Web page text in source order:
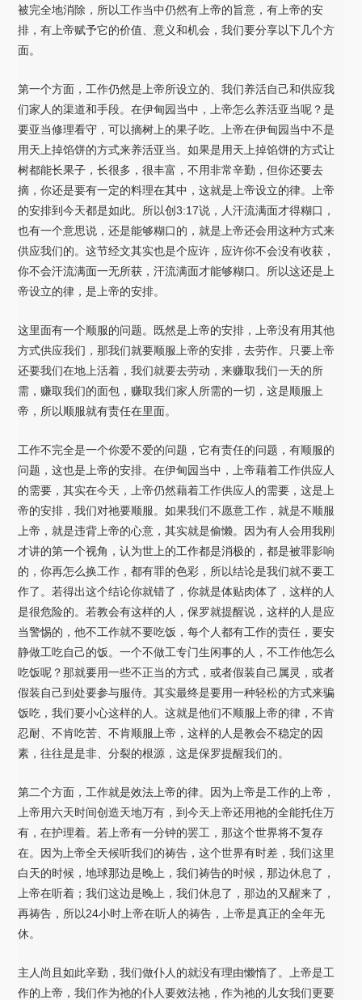
被完全地消除，所以工作当中仍然有上帝的旨意，有上帝的安
排，有上帝赋予它的价值、意义和机会，我们要分享以下几个方
面。
第一个方面，工作仍然是上帝所设立的、我们养活自己和供应我
们家人的渠道和手段。在伊甸园当中，上帝怎么养活亚当呢？是
要亚当修理看守，可以摘树上的果子吃。上帝在伊甸园当中不是
用天上掉馅饼的方式来养活亚当。如果是用天上掉馅饼的方式让
树都能长果子，长很多，很丰富，不用非常辛勤，但你还要去
摘，你还是要有一定的料理在其中，这就是上帝设立的律。上帝
的安排到今天都是如此。所以创3:17说，人汗流满面才得糊口，
也有一个意思说，还是能够糊口的，就是上帝还会用这种方式来
供应我们的。这节经文其实也是个应许，应许你不会没有收获，
你不会汗流满面一无所获，汗流满面才能够糊口。所以这还是上
帝设立的律，是上帝的安排。
这里面有一个顺服的问题。既然是上帝的安排，上帝没有用其他
方式供应我们，那我们就要顺服上帝的安排，去劳作。只要上帝
还要我们在地上活着，我们就要去劳动，来赚取我们一天的所
需，赚取我们的面包，赚取我们家人所需的一切，这是顺服上
帝，所以顺服就有责任在里面。
工作不完全是一个你爱不爱的问题，它有责任的问题，有顺服的
问题，这也是上帝的安排。在伊甸园当中，上帝藉着工作供应人
的需要，其实在今天，上帝仍然藉着工作供应人的需要，这是上
帝的安排，我们对祂要顺服。如果我们不愿意工作，就是不顺服
上帝，就是违背上帝的心意，其实就是偷懒。因为有人会用我刚
才讲的第一个视角，认为世上的工作都是消极的，都是被罪影响
的，你再怎么换工作，都有罪的色彩，所以结论是我们就不要工
作了。若得出这个结论你就错了，你就是体贴肉体了，这样的人
是很危险的。若教会有这样的人，保罗就提醒说，这样的人是应
当警惕的，他不工作就不要吃饭，每个人都有工作的责任，要安
静做工吃自己的饭。一个不做工专门生闲事的人，不工作他怎么
吃饭呢？那就要用一些不正当的方式，或者假装自己属灵，或者
假装自己到处要参与服侍。其实最终是要用一种轻松的方式来骗
饭吃，我们要小心这样的人。这就是他们不顺服上帝的律，不肯
忍耐、不肯吃苦、不肯顺服上帝，这样的人是教会不稳定的因
素，往往是是非、分裂的根源，这是保罗提醒我们的。
第二个方面，工作就是效法上帝的律。因为上帝是工作的上帝，
上帝用六天时间创造天地万有，到今天上帝还用祂的全能托住万
有，在护理着。若上帝有一分钟的罢工，那这个世界将不复存
在。因为上帝全天候听我们的祷告，这个世界有时差，我们这里
白天的时候，地球那边是晚上，我们祷告的时候，那边休息了，
上帝在听着；我们这边是晚上，我们休息了，那边的又醒来了，
再祷告，所以24小时上帝在听人的祷告，上帝是真正的全年无
休。
主人尚且如此辛勤，我们做仆人的就没有理由懒惰了。上帝是工
作的上帝，我们作为祂的仆人要效法祂，作为祂的儿女我们更要